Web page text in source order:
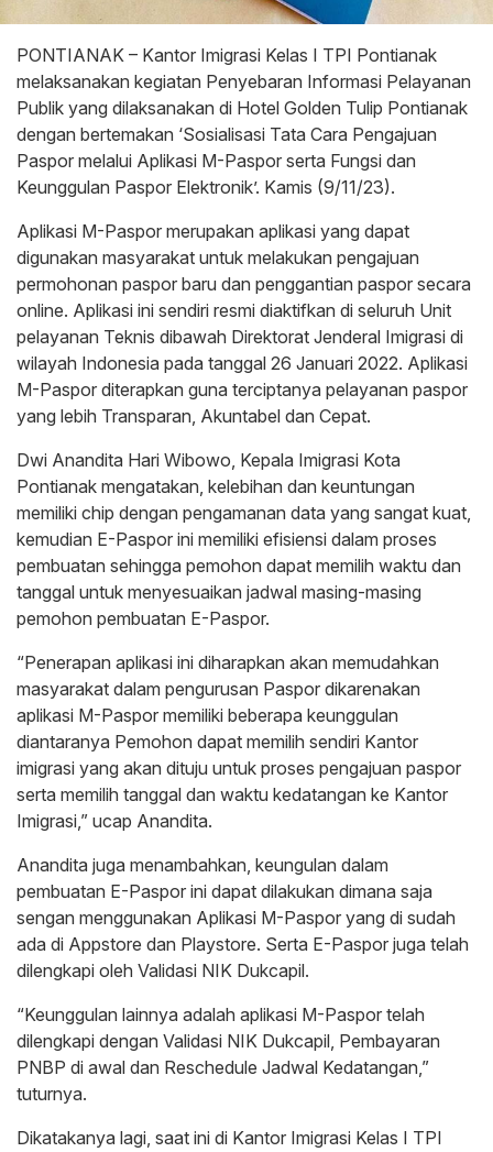
PONTIANAK – Kantor Imigrasi Kelas I TPI Pontianak
melaksanakan kegiatan Penyebaran Informasi Pelayanan
Publik yang dilaksanakan di Hotel Golden Tulip Pontianak
dengan bertemakan ‘Sosialisasi Tata Cara Pengajuan
Paspor melalui Aplikasi M-Paspor serta Fungsi dan
Keunggulan Paspor Elektronik’. Kamis (9/11/23).
Aplikasi M-Paspor merupakan aplikasi yang dapat
digunakan masyarakat untuk melakukan pengajuan
permohonan paspor baru dan penggantian paspor secara
online. Aplikasi ini sendiri resmi diaktifkan di seluruh Unit
pelayanan Teknis dibawah Direktorat Jenderal Imigrasi di
wilayah Indonesia pada tanggal 26 Januari 2022. Aplikasi
M-Paspor diterapkan guna terciptanya pelayanan paspor
yang lebih Transparan, Akuntabel dan Cepat.
Dwi Anandita Hari Wibowo, Kepala Imigrasi Kota
Pontianak mengatakan, kelebihan dan keuntungan
memiliki chip dengan pengamanan data yang sangat kuat,
kemudian E-Paspor ini memiliki efisiensi dalam proses
pembuatan sehingga pemohon dapat memilih waktu dan
tanggal untuk menyesuaikan jadwal masing-masing
pemohon pembuatan E-Paspor.
“Penerapan aplikasi ini diharapkan akan memudahkan
masyarakat dalam pengurusan Paspor dikarenakan
aplikasi M-Paspor memiliki beberapa keunggulan
diantaranya Pemohon dapat memilih sendiri Kantor
imigrasi yang akan dituju untuk proses pengajuan paspor
serta memilih tanggal dan waktu kedatangan ke Kantor
Imigrasi,” ucap Anandita.
Anandita juga menambahkan, keungulan dalam
pembuatan E-Paspor ini dapat dilakukan dimana saja
sengan menggunakan Aplikasi M-Paspor yang di sudah
ada di Appstore dan Playstore. Serta E-Paspor juga telah
dilengkapi oleh Validasi NIK Dukcapil.
“Keunggulan lainnya adalah aplikasi M-Paspor telah
dilengkapi dengan Validasi NIK Dukcapil, Pembayaran
PNBP di awal dan Reschedule Jadwal Kedatangan,”
tuturnya.
Dikatakanya lagi, saat ini di Kantor Imigrasi Kelas I TPI